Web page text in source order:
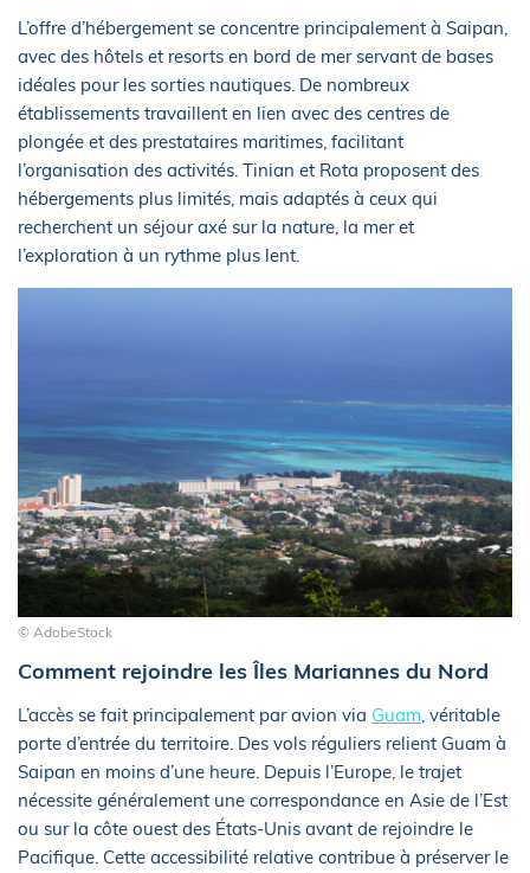
L’offre d’hébergement se concentre principalement à Saipan,
avec des hôtels et resorts en bord de mer servant de bases
idéales pour les sorties nautiques. De nombreux
établissements travaillent en lien avec des centres de
plongée et des prestataires maritimes, facilitant
l’organisation des activités. Tinian et Rota proposent des
hébergements plus limités, mais adaptés à ceux qui
recherchent un séjour axé sur la nature, la mer et
l’exploration à un rythme plus lent.
© AdobeStock
Comment rejoindre les Îles Mariannes du Nord
L’accès se fait principalement par avion via Guam, véritable
porte d’entrée du territoire. Des vols réguliers relient Guam à
Saipan en moins d’une heure. Depuis l’Europe, le trajet
nécessite généralement une correspondance en Asie de l’Est
ou sur la côte ouest des États-Unis avant de rejoindre le
Pacifique. Cette accessibilité relative contribue à préserver le